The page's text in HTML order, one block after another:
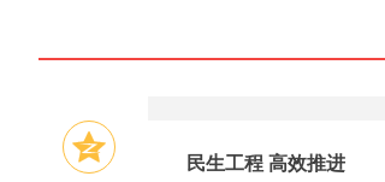
民生工程 高效推进